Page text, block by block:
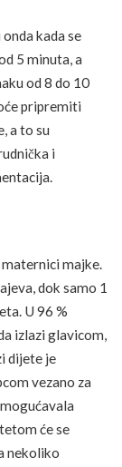
kada se
5 minuta, a
od 8 do 10
pripremiti
a to su
i
maternici majke.
dok samo 1
U 96 %
izlazi glavicom,
dijete je
vezano za
će se
nekoliko